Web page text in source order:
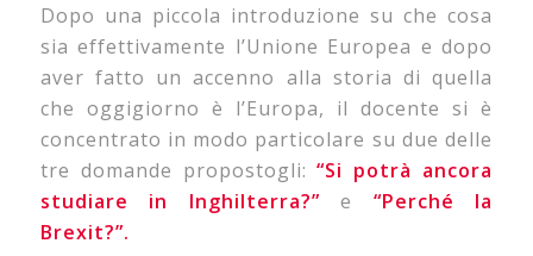
Dopo una piccola introduzione su che cosa
sia effettivamente l’Unione Europea e dopo
aver fatto un accenno alla storia di quella
che oggigiorno è l’Europa, il docente si è
concentrato in modo particolare su due delle
tre domande propostogli:“Si potrà ancora
studiare in Inghilterra?” e “Perché la
Brexit?”.